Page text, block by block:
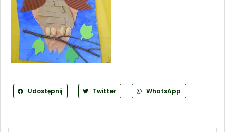
Udostępnij Twitter WhatsApp